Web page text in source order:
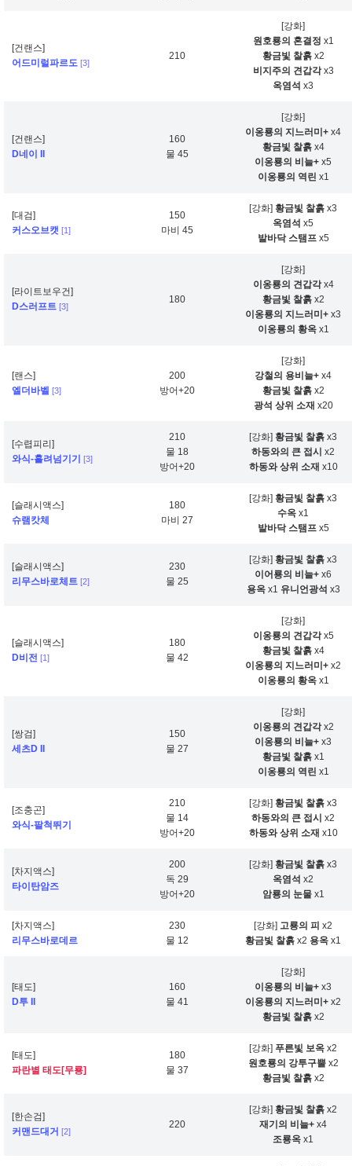
[건랜스]
어드미럴파르도 [3]
210
[강화]
원호룡의 혼결정 x1
황금빛 찰흙x2
비지주의 견갑각x3
옥염석 x3
[건랜스]
D네이 II
160
물 45
[강화]
이옹룡의 지느러미+ x4
황금빛 찰흙x4
이옹룡의 비늘+ x5
이옹룡의 역린 x1
[대검]
커스오브캣 [1]
150
마비 45
[강화] 황금빛 찰흙 x3
옥염석 x5
발바닥 스탬프x5
[라이트보우건]
D스러프트 [3]
180
[강화]
이옹룡의 견갑각x4
황금빛 찰흙x2
이옹룡의 지느러미+ x3
이옹룡의 황옥x1
[랜스]
엘더바벨 [3]
200
방어+20
[강화]
강철의 용비늘+ x4
황금빛 찰흙x2
광석 상위 소재 x20
[수렵피리]
와식-흘려넘기기
[3]
210
물 18
방어+20
[강화] 황금빛 찰흙 x3
하동와의 큰 접시 x2
하동와 상위 소재 x10
[슬래시액스]
슈램캇체
180
마비 27
[강화] 황금빛 찰흙 x3
수옥 x1
발바닥 스탬프x5
[슬래시액스]
리무스바로체트 [2]
230
물 25
[강화] 황금빛 찰흙 x3
이어룡의 비늘+ x6
용옥x1 유니언광석 x3
[슬래시액스]
D비전 [1]
180
물 42
[강화]
이옹룡의 견갑각x5
황금빛 찰흙x4
이옹룡의 지느러미+ x2
이옹룡의 황옥x1
[쌍검]
세츠D II
150
물 27
[강화]
이옹룡의 견갑각x2
이옹룡의 비늘+ x3
황금빛 찰흙x1
이옹룡의 역린 x1
[조충곤]
와식-팔척뛰기
210
물 14
방어+20
[강화] 황금빛 찰흙 x3
하동와의 큰 접시 x2
하동와 상위 소재 x10
[차지액스]
타이탄암즈
200
독 29
방어+20
[강화] 황금빛 찰흙 x3
옥염석 x2
암룡의 눈물x1
[차지액스]
리무스바로데르
230
물 12
[강화] 고룡의 피 x2
황금빛 찰흙 x2 용옥 x1
[태도]
D투 II
160
물 41
[강화]
이옹룡의 비늘+ x3
이옹룡의 지느러미+ x2
황금빛 찰흙x2
[태도]
파란별 태도[무룡]
180
물 37
[강화] 푸른빛 보옥 x2
원호룡의 강투구뿔x2
황금빛 찰흙x2
[한손검]
커맨드대거 [2]
220
[강화] 황금빛 찰흙 x2
재기의 비늘+ x4
조룡옥 x1